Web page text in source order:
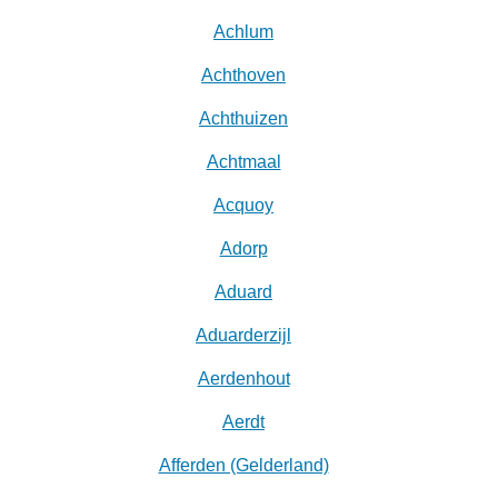
Achlum
Achthoven
Achthuizen
Achtmaal
Acquoy
Adorp
Aduard
Aduarderzijl
Aerdenhout
Aerdt
Afferden (Gelderland)